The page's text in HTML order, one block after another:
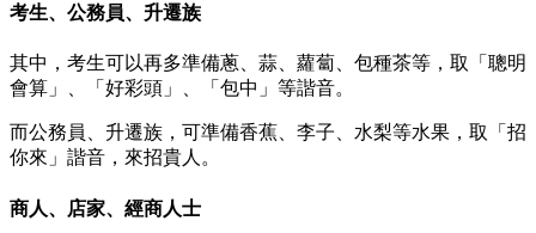
考生、公務員、升遷族
其中，考生可以再多準備蔥、蒜、蘿蔔、包種茶等，取「聰明
會算」、「好彩頭」、「包中」等諧音。
而公務員、升遷族，可準備香蕉、李子、水梨等水果，取「招
你來」諧音，來招貴人。
商人、店家、經商人士